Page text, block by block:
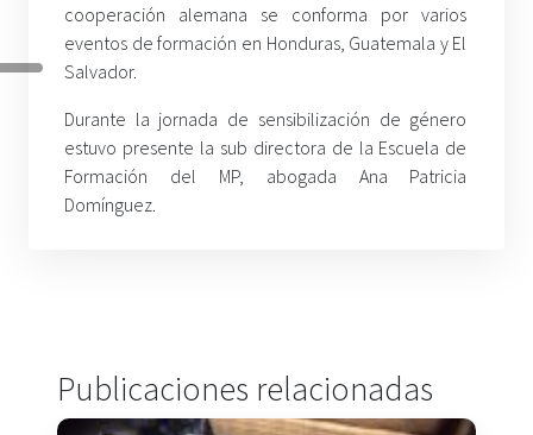
cooperación alemana se conforma por varios
eventos de formación en Honduras, Guatemala y El
Salvador.
Durante la jornada de sensibilización de género
estuvo presente la sub directora de la Escuela de
Formación del MP, abogada Ana Patricia
Domínguez.
Publicaciones relacionadas